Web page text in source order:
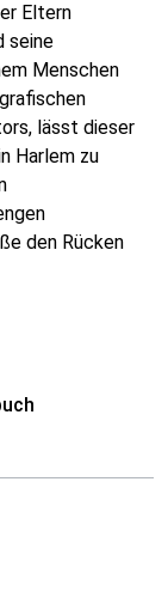
Eltern
seine
Menschen
lässt dieser
Harlem zu
den Rücken